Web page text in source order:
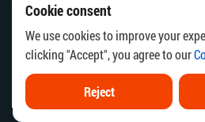
Cookie consent
We use cookies to improve your
clicking "Accept", you agree to our
Reject
ob Sie es sich leisten können, zu riskieren,
Bitte beachten Sie unsere
Die Informationen auf dieser Website
die in einem Land oder einer
Verbreitung oder Nutzung dieser
Gesetze oder Vorschriften verstoßen würde.